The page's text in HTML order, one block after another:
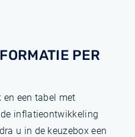
PER
en een tabel met
inflatieontwikkeling
u in de keuzebox een